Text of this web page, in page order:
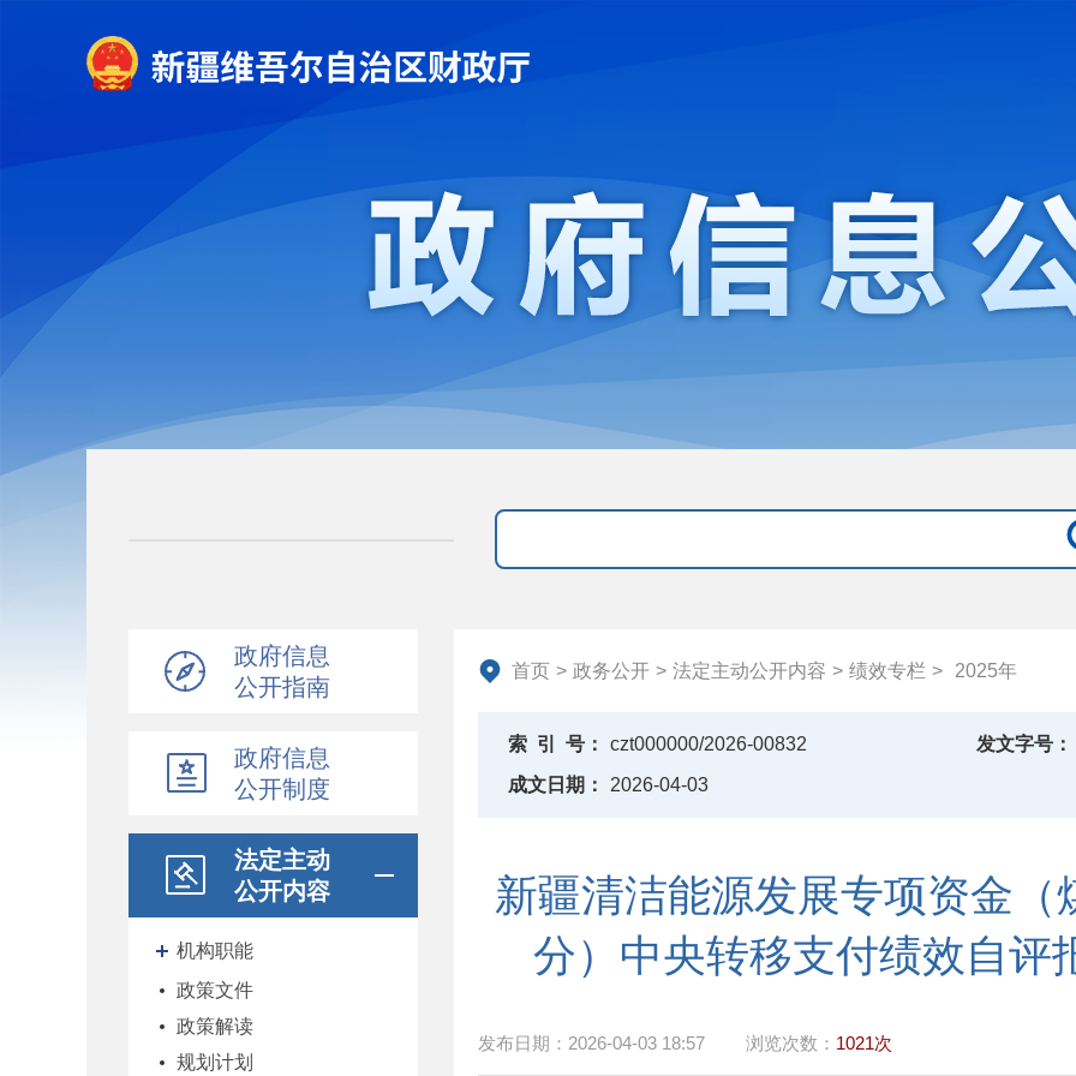
政府信息
公开指南
政府信息
公开制度
法定主动
公开内容
机构职能
政策文件
政策解读
规划计划
首页 > 政务公开 > 法定主动公开内容 > 绩效专栏 > 2025年
索 引 号： czt000000/2026-00832
发文字号：
成文日期：
2026-04-03
新疆清洁能源发展专项资金（
分）中央转移支付绩效自评
发布日期： 2026-04-03 18:57 浏览次数： 1021次